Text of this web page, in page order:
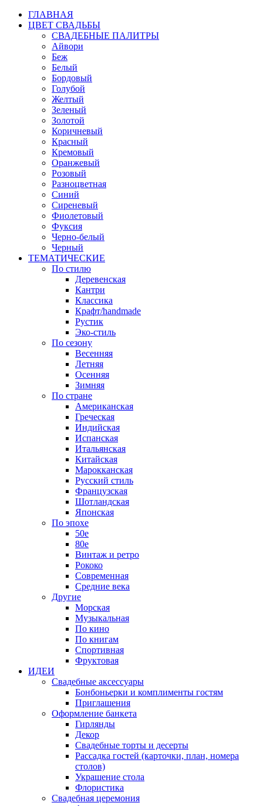
ГЛАВНАЯ
ЦВЕТ СВАДЬБЫ
СВАДЕБНЫЕ ПАЛИТРЫ
Айвори
Беж
Белый
Бордовый
Голубой
Желтый
Зеленый
Золотой
Коричневый
Красный
Кремовый
Оранжевый
Розовый
Разноцветная
Синий
Сиреневый
Фиолетовый
Фуксия
Черно-белый
Черный
ТЕМАТИЧЕСКИЕ
По стилю
Деревенская
Кантри
Классика
Крафт/handmade
Рустик
Эко-стиль
По сезону
Весенняя
Летняя
Осенняя
Зимняя
По стране
Американская
Греческая
Индийская
Испанская
Итальянская
Китайская
Марокканская
Русский стиль
Французская
Шотландская
Японская
По эпохе
50е
80е
Винтаж и ретро
Рококо
Современная
Средние века
Другие
Морская
Музыкальная
По кино
По книгам
Спортивная
Фруктовая
ИДЕИ
Свадебные аксессуары
Бонбоньерки и комплименты гостям
Приглашения
Оформление банкета
Гирлянды
Декор
Свадебные торты и десерты
Рассадка гостей (карточки, план, номера
столов)
Украшение стола
Флористика
Свадебная церемония